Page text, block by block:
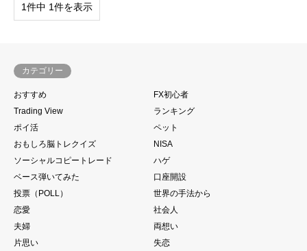
1件中 1件を表示
カテゴリー
おすすめ
FX初心者
Trading View
ランキング
ポイ活
ペット
おもしろ脳トレクイズ
NISA
ソーシャルコピートレード
ハゲ
ベース弾いてみた
口座開設
投票（POLL）
世界の手法から
恋愛
社会人
夫婦
両想い
片思い
失恋